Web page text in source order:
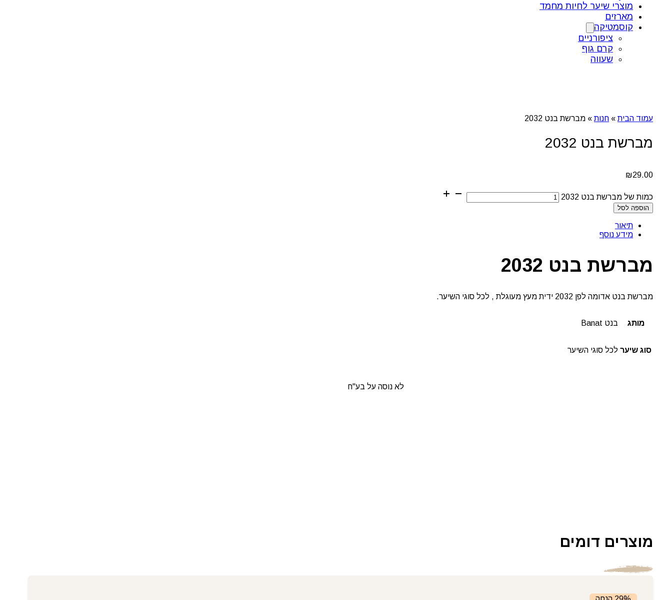
מוצרי שיער לחיות מחמד
מארזים
קוסמטיקה
ציפורניים
קרם גוף
שעווה
עמוד הבית » חנות » מברשת בנט 2032
מברשת בנט 2032
₪29.00
כמות של מברשת בנט 2032
הוספה לסל
תיאור
מידע נוסף
מברשת בנט 2032
מברשת בנט אדומה לפן 2032 ידית מעץ מעוגלת , לכל סוגי השיער.
מותג בנט Banat
סוג שיער לכל סוגי השיער
לא נוסה על בע"ח
מוצרים דומים